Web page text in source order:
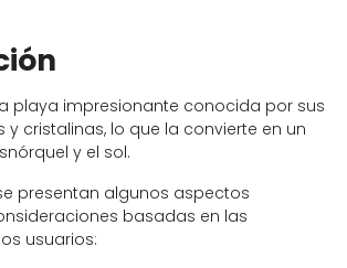
playa impresionante conocida por sus
y cristalinas, lo que la convierte en un
y el sol.
presentan algunos aspectos
basadas en las
usuarios: